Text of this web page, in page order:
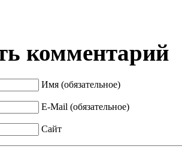
комментарий
Имя (обязательное)
E-Mail (обязательное)
Сайт